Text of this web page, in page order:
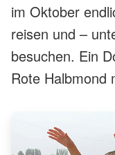
im Oktober
reisen und –
besuchen. Ein
Rote Halbmond
Stiftung
bzw. Kältehilfe